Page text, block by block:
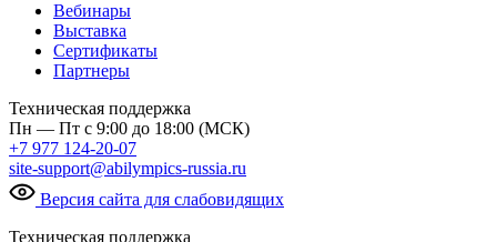
Вебинары
Выставка
Сертификаты
Партнеры
Техническая поддержка
Пн — Пт с 9:00 до 18:00 (МСК)
+7 977 124-20-07
site-support@abilympics-russia.ru
Версия сайта для слабовидящих
Техническая поддержка